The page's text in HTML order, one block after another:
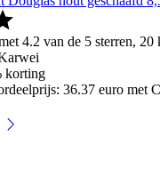
4.2 van de 5 sterren, 20
korting
36.37 euro met